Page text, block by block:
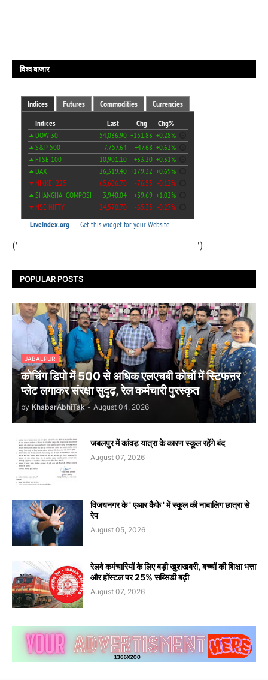
विश्व बाजार
(' ')
POPULAR POSTS
JABALPUR
कोचिंग डिपो में 500 से अधिक एलएचबी कोचों में स्टिफऩर
प्लेट लगाकर संरक्षा सुदृढ़, रेल कर्मचारी पुरस्कृत
by KhabarAbhiTak - August 04, 2026
जबलपुर में कांवड़ यात्रा के कारण स्कूल रहेंगे बंद
August 07, 2026
विजयनगर के ' एआर कैफे ' में स्कूल की नाबालिग छात्रा से
रेप
August 05, 2026
रेलवे कर्मचारियों के लिए बड़ी खुशखबरी, बच्चों की शिक्षा भत्ता
और हॉस्टल पर 25% सब्सिडी बढ़ी
August 07, 2026